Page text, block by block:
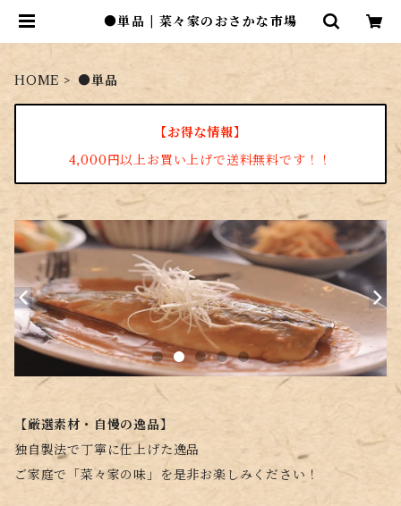
●単品 | 菜々家のおさかな市場
HOME ●単品
【お得な情報】
4,000円以上お買い上げで送料無料です！！
【厳選素材・自慢の逸品】
独自製法で丁寧に仕上げた逸品
ご家庭で「菜々家の味」を是非お楽しみください！